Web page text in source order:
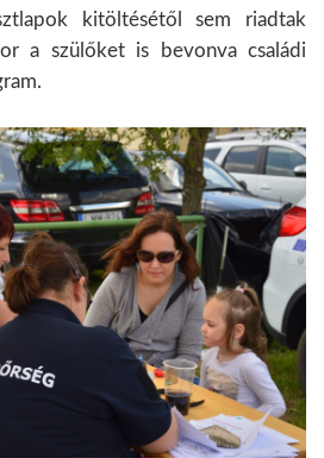
kitöltésétől sem riadtak
a szülőket is bevonva családi